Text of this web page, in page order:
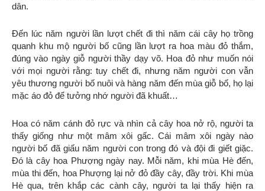
dân.
Đến lúc năm người lần lượt chết đi thì năm cái cây họ trồng
quanh khu mộ người bố cũng lần lượt ra hoa màu đỏ thắm,
đúng vào ngày giỗ người thầy dạy võ. Hoa đỏ như muốn nói
với mọi người rằng: tuy chết đi, nhưng năm người con vẫn
yêu thương người bố nuôi và hàng năm đến mùa giỗ bố, họ lại
mặc áo đỏ để tưởng nhớ người đã khuất…
Hoa có năm cánh đỏ rực và nhìn cả cây hoa nở rộ, người ta
thấy giống như một mâm xôi gấc. Cái mâm xôi ngày nào
người bố đã giấu năm người con trong đó và đội đi giết giặc.
Đó là cây hoa Phượng ngày nay. Mỗi năm, khi mùa Hè đến,
mùa thi đến, hoa Phượng lại nở đỏ đầy cây, đầy trời. Khi mùa
Hè qua, trên khắp các cành cây, người ta lại thấy hiện ra